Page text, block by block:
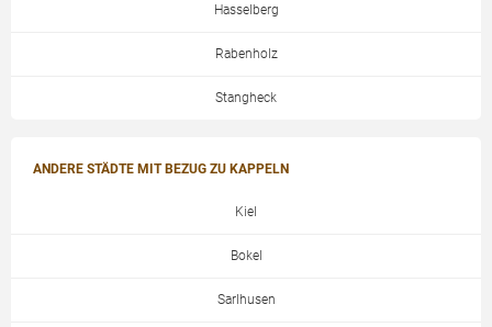
Hasselberg
Rabenholz
Stangheck
ANDERE STÄDTE MIT BEZUG ZU KAPPELN
Kiel
Bokel
Sarlhusen